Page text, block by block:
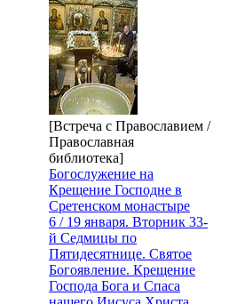
[Встреча с Православием /
Православная
библиотека]
Богослужение на
Крещение Господне в
Сретенском монастыре
6 / 19 января. Вторник 33-
й Седмицы по
Пятидесятнице. Святое
Богоявление. Крещение
Господа Бога и Спаса